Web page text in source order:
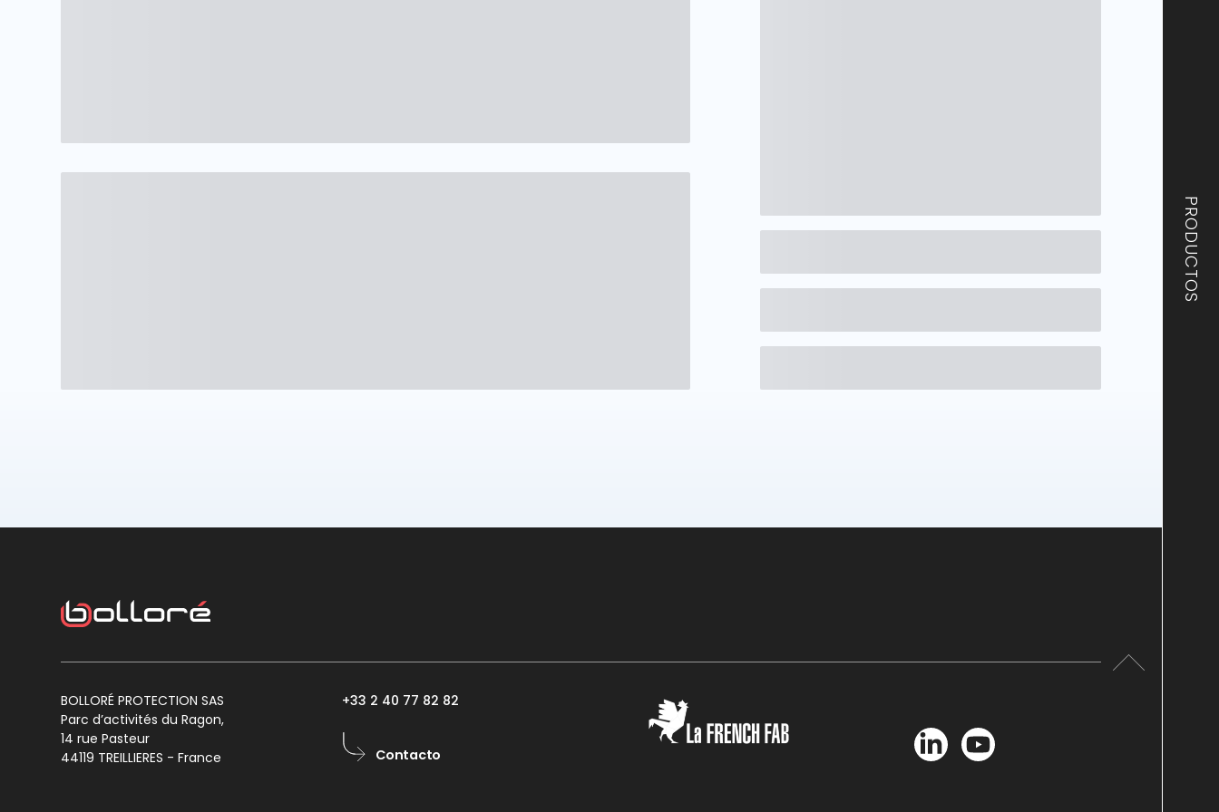
PRODUCTOS
BOLLORÉ PROTECTION SAS
Parc d’activités du Ragon,
14 rue Pasteur
44119 TREILLIERES - France
+33 2 40 77 82 82
Contacto